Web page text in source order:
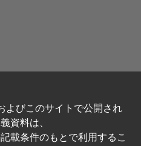
よびこのサイトで公開され
資料は、
載条件のもとで利用するこ